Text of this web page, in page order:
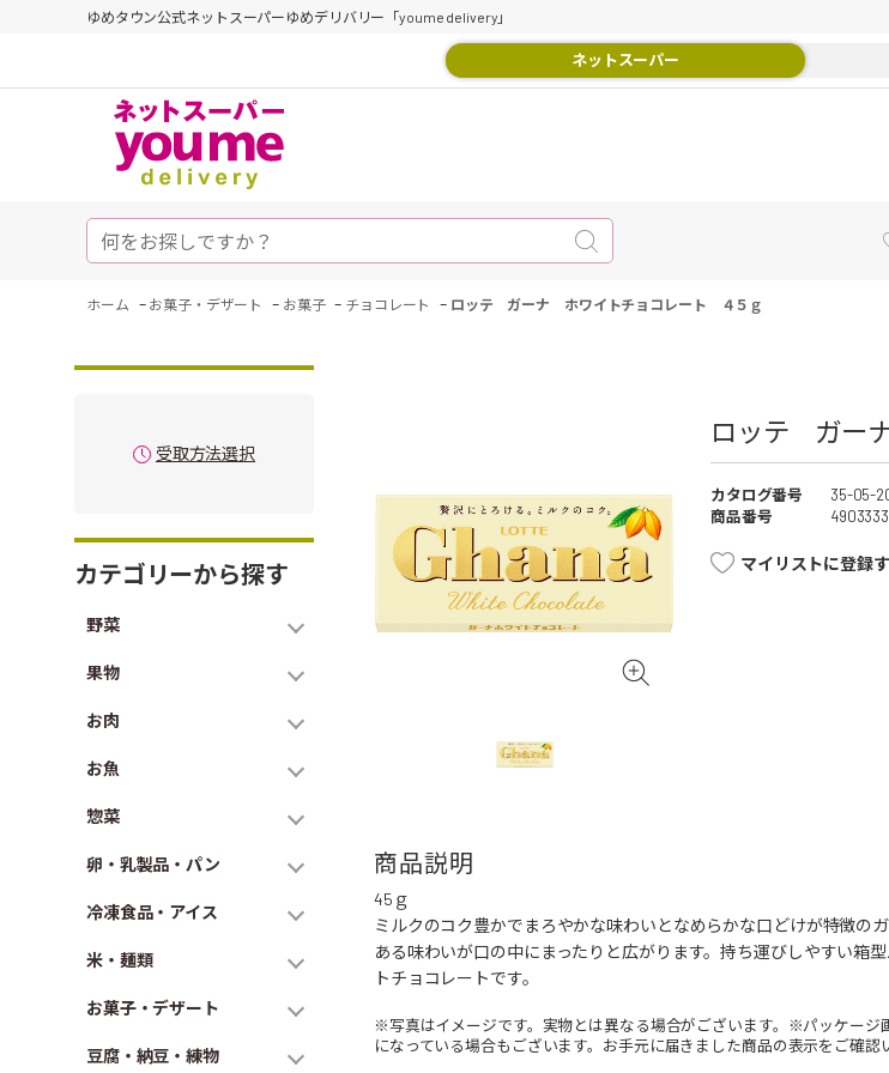
ゆめタウン公式ネットスーパーゆめデリバリー「youme delivery」
ネットスーパー
ホーム - お菓子・デザート - お菓子 - チョコレート - ロッテ ガーナ ホワイトチョコレート ４５ｇ
受取方法選択
カテゴリーから探す
野菜
果物
お肉
お魚
惣菜
卵・乳製品・パン
冷凍食品・アイス
米・麺類
お菓子・デザート
豆腐・納豆・練物
ロッテ ガー
カタログ番号
35-05-
商品番号
マイリストに登録
商品説明
45ｇ
ミルクのコク豊かでまろやかな味わいとなめらかな口どけが特徴の
ある味わいが口の中にまったりと広がります。持ち運びしやすい箱
トチョコレートです。
※写真はイメージです。実物とは異なる場合がございます。※パッケー
になっている場合もございます。お手元に届きました商品の表示をご確認